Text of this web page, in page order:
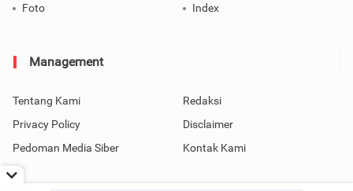
Foto
Index
Management
Tentang Kami
Redaksi
Privacy Policy
Disclaimer
Pedoman Media Siber
Kontak Kami